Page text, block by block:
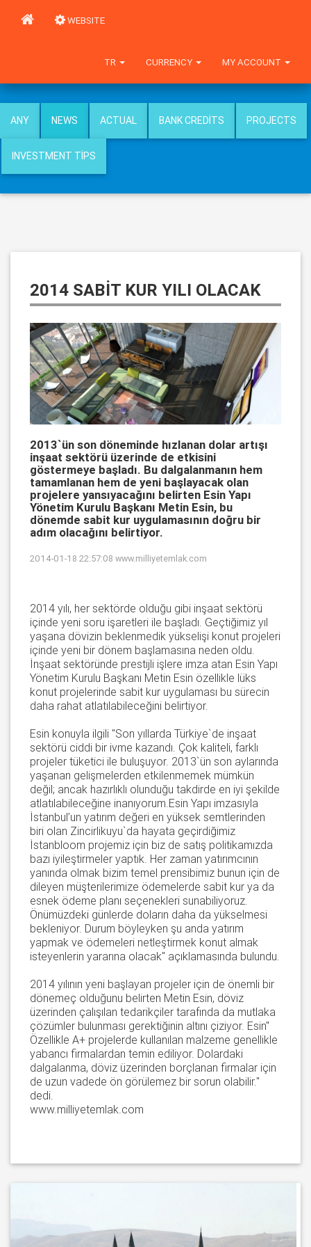
WEBSITE
MY ACCOUNT
CURRENCY
TR
ANY NEWS ACTUAL BANK CREDITS PROJECTS
INVESTMENT TIPS
2014 SABİT KUR YILI OLACAK
2013`ün son döneminde hızlanan dolar artışı
inşaat sektörü üzerinde de etkisini
göstermeye başladı. Bu dalgalanmanın hem
tamamlanan hem de yeni başlayacak olan
projelere yansıyacağını belirten Esin Yapı
Yönetim Kurulu Başkanı Metin Esin, bu
dönemde sabit kur uygulamasının doğru bir
adım olacağını belirtiyor.
2014-01-18 22:57:08 www.milliyetemlak.com
2014 yılı, her sektörde olduğu gibi inşaat sektörü
içinde yeni soru işaretleri ile başladı. Geçtiğimiz yıl
yaşana dövizin beklenmedik yükselişi konut projeleri
içinde yeni bir dönem başlamasına neden oldu.
İnşaat sektöründe prestijli işlere imza atan Esin Yapı
Yönetim Kurulu Başkanı Metin Esin özellikle lüks
konut projelerinde sabit kur uygulaması bu sürecin
daha rahat atlatılabileceğini belirtiyor.
Esin konuyla ilgili "Son yıllarda Türkiye`de inşaat
sektörü ciddi bir ivme kazandı. Çok kaliteli, farklı
projeler tüketici ile buluşuyor. 2013`ün son aylarında
yaşanan gelişmelerden etkilenmemek mümkün
değil; ancak hazırlıklı olunduğu takdirde en iyi şekilde
atlatılabileceğine inanıyorum.Esin Yapı imzasıyla
İstanbul’un yatırım değeri en yüksek semtlerinden
biri olan Zincirlikuyu`da hayata geçirdiğimiz
İstanbloom projemiz için biz de satış politikamızda
bazı iyileştirmeler yaptık. Her zaman yatırımcının
yanında olmak bizim temel prensibimiz bunun için de
dileyen müşterilerimize ödemelerde sabit kur ya da
esnek ödeme planı seçenekleri sunabiliyoruz.
Önümüzdeki günlerde doların daha da yükselmesi
bekleniyor. Durum böyleyken şu anda yatırım
yapmak ve ödemeleri netleştirmek konut almak
isteyenlerin yararına olacak" açıklamasında bulundu.
2014 yılının yeni başlayan projeler için de önemli bir
dönemeç olduğunu belirten Metin Esin, döviz
üzerinden çalışılan tedarikçiler tarafında da mutlaka
çözümler bulunması gerektiğinin altını çiziyor. Esin"
Özellikle A+ projelerde kullanılan malzeme genellikle
yabancı firmalardan temin ediliyor. Dolardaki
dalgalanma, döviz üzerinden borçlanan firmalar için
de uzun vadede ön görülemez bir sorun olabilir."
dedi.
www.milliyetemlak.com